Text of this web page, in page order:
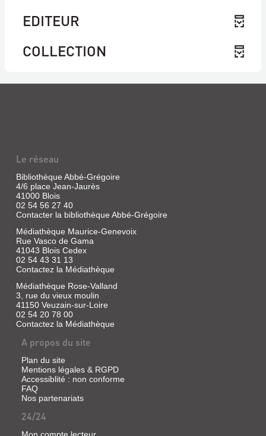
EDITEUR
COLLECTION
Le réseau
Bibliothèque Abbé-Grégoire
4/6 place Jean-Jaurès
41000 Blois
02 54 56 27 40
Contacter la bibliothèque Abbé-Grégoire
Médiathèque Maurice-Genevoix
Rue Vasco de Gama
41043 Blois Cedex
02 54 43 31 13
Contactez la Médiathèque
Médiathèque Rose-Valland
3, rue du vieux moulin
41150 Veuzain-sur-Loire
02 54 20 78 00
Contactez la Médiathèque
A propos du site
Plan du site
Mentions légales & RGPD
Accessiblité : non conforme
FAQ
Nos partenariats
24/24